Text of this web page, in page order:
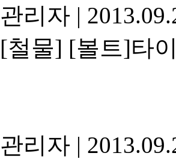
관리자 |
[철물] [볼트]타
관리자 |